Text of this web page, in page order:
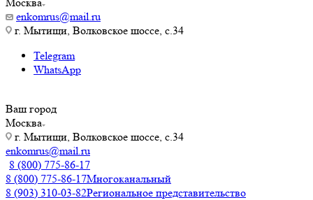
enkomrus@mail.ru
г. Мытищи, Волковское шоссе, с.34
Telegram
WhatsApp
Ваш город
Москва
г. Мытищи, Волковское шоссе, с.34
enkomrus@mail.ru
8 (800) 775-86-17
8 (800) 775-86-17Многоканальный
8 (903) 310-03-82Региональное представительство